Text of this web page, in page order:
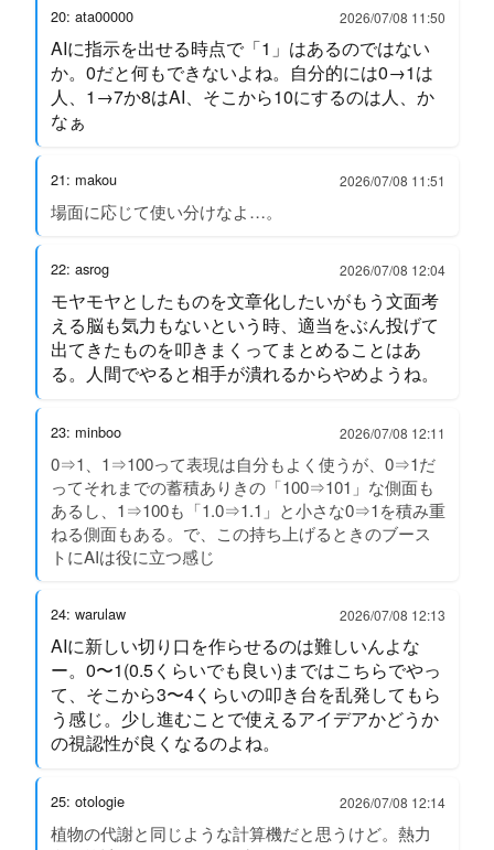
20: ata00000 2026/07/08 11:50
AIに指示を出せる時点で「1」はあるのではない
か。0だと何もできないよね。自分的には0→1は
人、1→7か8はAI、そこから10にするのは人、か
なぁ
21: makou 2026/07/08 11:51
場面に応じて使い分けなよ…。
22: asrog 2026/07/08 12:04
モヤモヤとしたものを文章化したいがもう文面考
える脳も気力もないという時、適当をぶん投げて
出てきたものを叩きまくってまとめることはあ
る。人間でやると相手が潰れるからやめようね。
23: minboo 2026/07/08 12:11
0⇒1、1⇒100って表現は自分もよく使うが、0⇒1だ
ってそれまでの蓄積ありきの「100⇒101」な側面も
あるし、1⇒100も「1.0⇒1.1」と小さな0⇒1を積み重
ねる側面もある。で、この持ち上げるときのブース
トにAIは役に立つ感じ
24: warulaw 2026/07/08 12:13
AIに新しい切り口を作らせるのは難しいんよな
ー。0〜1(0.5くらいでも良い)まではこちらでやっ
て、そこから3〜4くらいの叩き台を乱発してもら
う感じ。少し進むことで使えるアイデアかどうか
の視認性が良くなるのよね。
25: otologie 2026/07/08 12:14
植物の代謝と同じような計算機だと思うけど。熱力